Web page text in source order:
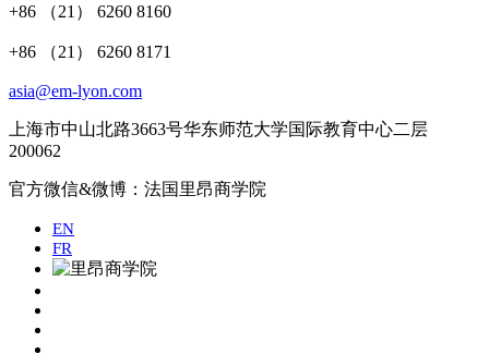
+86 （21） 6260 8160
+86 （21） 6260 8171
asia@em-lyon.com
上海市中山北路3663号华东师范大学国际教育中心二层
200062
官方微信&微博：法国里昂商学院
EN
FR